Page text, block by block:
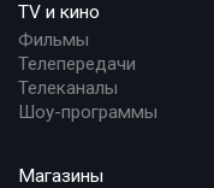
TV и кино
Фильмы
Телепередачи
Телеканалы
Шоу-программы
Магазины